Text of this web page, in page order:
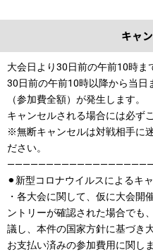
キャ
大会日より30日前の午前10時ま
30日前の午前10時以降から当日
（参加費全額）が発生します。
キャンセルされる場合には必ず
※無断キャンセルは対戦相手に
ださい。
⚫︎新型コロナウイルスによるキ
・各大会に関して、仮に大会開
ントリーが確認された場合でも
議し、本件の国家方針に基づき
お支払い済みの参加費用に関し